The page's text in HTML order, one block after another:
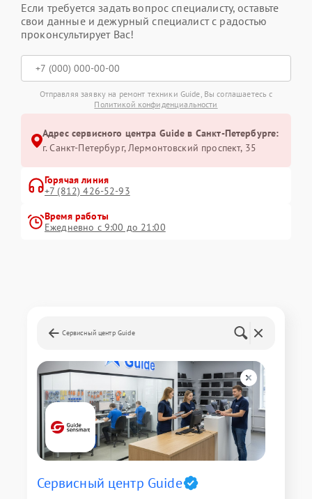
Если требуется задать вопрос специалисту, оставьте
свои данные и дежурный специалист с радостью
проконсультирует Вас!
Отправляя заявку на ремонт техники Guide, Вы соглашаетесь с
Политикой конфиденциальности
Адрес сервисного центра Guide в Санкт-Петербурге:
г. Санкт-Петербург, Лермонтовский проспект, 35
Горячая линия
+7 (812) 426-52-93
Время работы
Ежедневно с 9:00 до 21:00
Сервисный центр Guide
Сервисный центр Guide